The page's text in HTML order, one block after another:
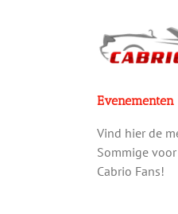
Vind hier de
Sommige
Cabrio Fans!